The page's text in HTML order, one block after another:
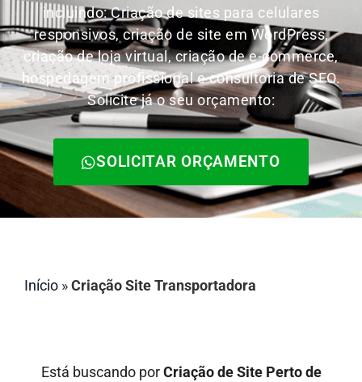
incluindo: Criação de sites para celulares
responsivos, criação de site em WordPress,
criação de loja virtual, criação de e-commerce,
hospedagem profissional e consultoria de SEO.
Solicite já o seu orçamento:
SOLICITAR ORÇAMENTO
Início »Criação Site Transportadora
Está buscando porCriação de Site Perto de